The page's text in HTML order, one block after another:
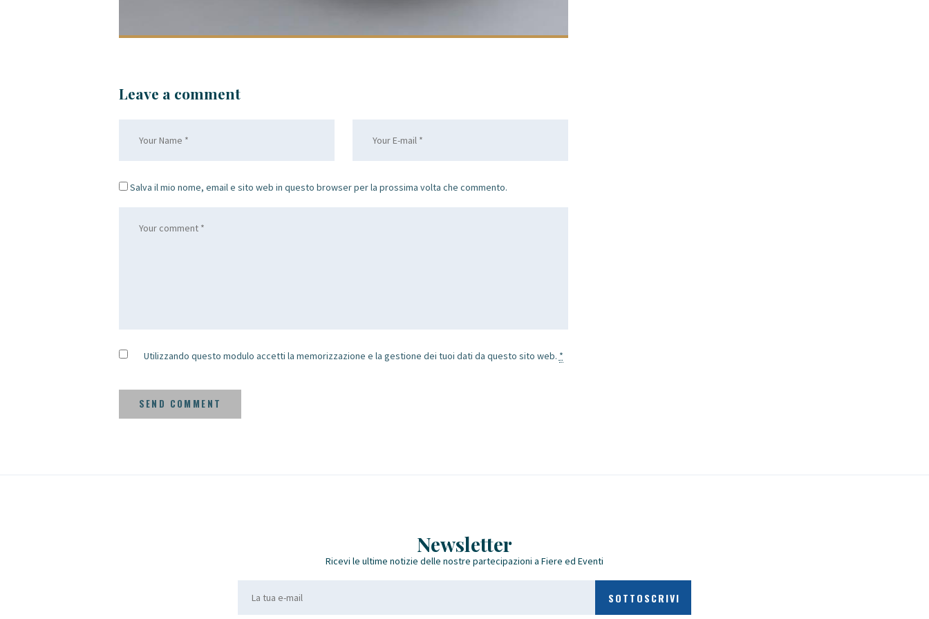
Leave a comment
Salva il mio nome, email e sito web in questo browser per la prossima volta che commento.
Utilizzando questo modulo accetti la memorizzazione e la gestione dei tuoi dati da questo sito web. *
Newsletter
Ricevi le ultime notizie delle nostre partecipazioni a Fiere ed Eventi